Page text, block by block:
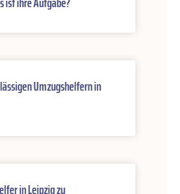
Umzugshelfern in
in Leipzig zu